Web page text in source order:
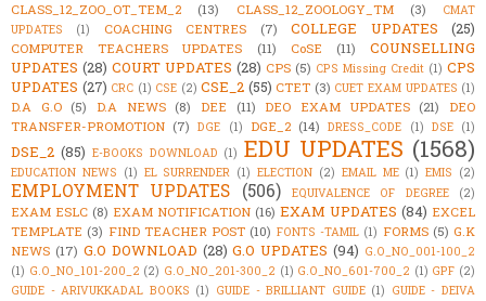
CLASS_12_ZOO_OT_TEM_2
(13) CLASS_12_ZOOLOGY_TM (3)
CMAT
UPDATES
(1) COACHING CENTRES (7) COLLEGE UPDATES (25)
COMPUTER TEACHERS UPDATES (11) CoSE (11)
COUNSELLING
UPDATES (28) COURT UPDATES (28) CPS (5) CPS Missing Credit (1) CPS
UPDATES (27) CRC (1) CSE (2) CSE_2 (55) CTET (3) CUET EXAM UPDATES (1)
D.A G.O (5) D.A NEWS (8) DEE (11) DEO EXAM UPDATES (21)
DEO
TRANSFER-PROMOTION (7) DGE (1) DGE_2 (14) DRESS_CODE (1) DSE (1)
DSE_2 (85) E-BOOKS DOWNLOAD (1) EDU UPDATES (1568)
EDUCATION NEWS (1) EL SURRENDER (1) ELECTION (2) EMAIL ME (1) EMIS (2)
EMPLOYMENT UPDATES (506) EQUIVALENCE OF DEGREE (2)
EXAM ESLC (8) EXAM NOTIFICATION (16) EXAM UPDATES (84) EXCEL
TEMPLATE (3) FIND TEACHER POST (10) FONTS -TAMIL (1) FORMS (5) G.K
NEWS (17) G.O DOWNLOAD (28) G.O UPDATES (94) G.O_NO_001-100_2
(1) G.O_NO_101-200_2 (2) G.O_NO_201-300_2 (1) G.O_NO_601-700_2 (1) GPF (2)
GUIDE - ARIVUKKADAL BOOKS (1) GUIDE - BRILLIANT GUIDE (1) GUIDE - DEIVA